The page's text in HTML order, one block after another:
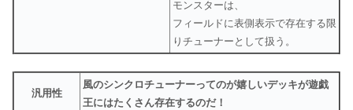
モンスターは、
フィールドに表側表示で存在する限
りチューナーとして扱う。
汎用性
風のシンクロチューナーってのが嬉しいデッキが遊戯
王にはたくさん存在するのだ！